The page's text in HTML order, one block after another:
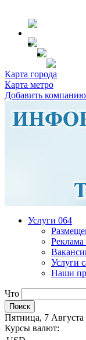
Карта города
Карта метро
Добавить компанию
Услуги 064
Реклама
Услуги
Наши
Что
Пятница, 7 Августа
Курсы валют: